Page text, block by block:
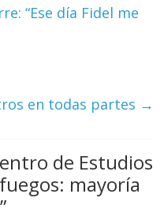
“Ese día Fidel me
en todas partes →
de Estudios
mayoría
”